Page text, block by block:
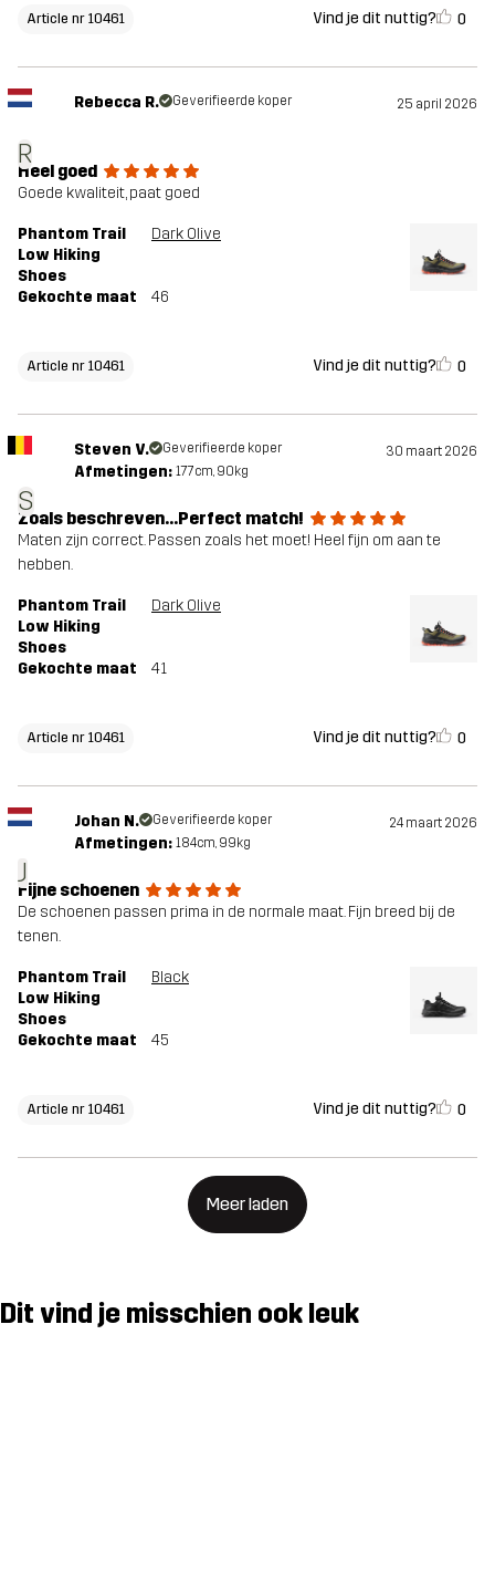
Article nr 10461 Vind je dit nuttig? 0
R
Rebecca R. Geverifieerde koper 25 april 2026
Heel goed
Goede kwaliteit, paat goed
Phantom Trail
Low Hiking
Shoes
Dark Olive
Gekochte maat 46
Article nr 10461 Vind je dit nuttig? 0
S
Steven V. Geverifieerde koper 30 maart 2026
Afmetingen: 177cm, 90kg
Zoals beschreven...Perfect match!
Maten zijn correct. Passen zoals het moet! Heel fijn om aan te
hebben.
Phantom Trail
Low Hiking
Shoes
Dark Olive
Gekochte maat 41
Article nr 10461 Vind je dit nuttig? 0
J
Johan N. Geverifieerde koper 24 maart 2026
Afmetingen: 184cm, 99kg
Fijne schoenen
De schoenen passen prima in de normale maat. Fijn breed bij de
tenen.
Phantom Trail
Low Hiking
Shoes
Black
Gekochte maat 45
Article nr 10461 Vind je dit nuttig? 0
Meer laden
Dit vind je misschien ook leuk